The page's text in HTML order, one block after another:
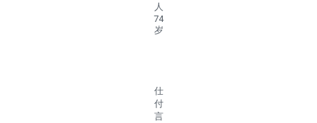
人
74
岁
仕
付
言